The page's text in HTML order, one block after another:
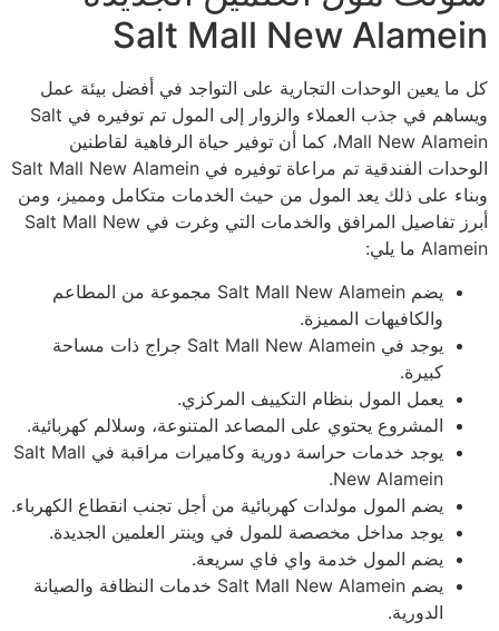
Salt Mall New Alamein
كل ما يعين الوحدات التجارية على التواجد في أفضل بيئة عمل
ويساهم في جذب العملاء والزوار إلى المول تم توفيره في Salt
Mall New Alamein، كما أن توفير حياة الرفاهية لقاطنين
الوحدات الفندقية تم مراعاة توفيره في Salt Mall New Alamein
وبناء على ذلك يعد المول من حيث الخدمات متكامل ومميز، ومن
أبرز تفاصيل المرافق والخدمات التي وغرت في Salt Mall New
Alamein ما يلي:
يضم Salt Mall New Alamein مجموعة من المطاعم
والكافيهات المميزة.
يوجد في Salt Mall New Alamein جراج ذات مساحة
كبيرة.
يعمل المول بنظام التكييف المركزي.
المشروع يحتوي على المصاعد المتنوعة، وسلالم كهربائية.
يوجد خدمات حراسة دورية وكاميرات مراقبة في Salt Mall
New Alamein.
يضم المول مولدات كهربائية من أجل تجنب انقطاع الكهرباء.
يوجد مداخل مخصصة للمول في وينتر العلمين الجديدة.
يضم المول خدمة واي فاي سريعة.
يضم Salt Mall New Alamein خدمات النظافة والصيانة
الدورية.